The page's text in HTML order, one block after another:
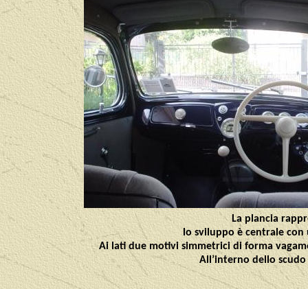
La plancia
lo sviluppo è centrale
Ai lati due motivi simmetrici di forma
All’interno dello